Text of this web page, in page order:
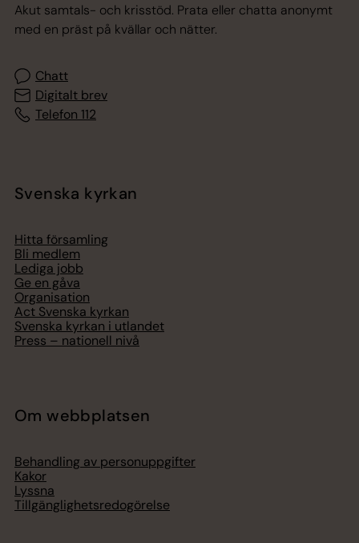
Akut samtals- och krisstöd. Prata eller chatta anonymt
med en präst på kvällar och nätter.
Chatt
Digitalt brev
Telefon 112
Svenska kyrkan
Hitta församling
Bli medlem
Lediga jobb
Ge en gåva
Organisation
Act Svenska kyrkan
Svenska kyrkan i utlandet
Press – nationell nivå
Om webbplatsen
Behandling av personuppgifter
Kakor
Lyssna
Tillgänglighetsredogörelse